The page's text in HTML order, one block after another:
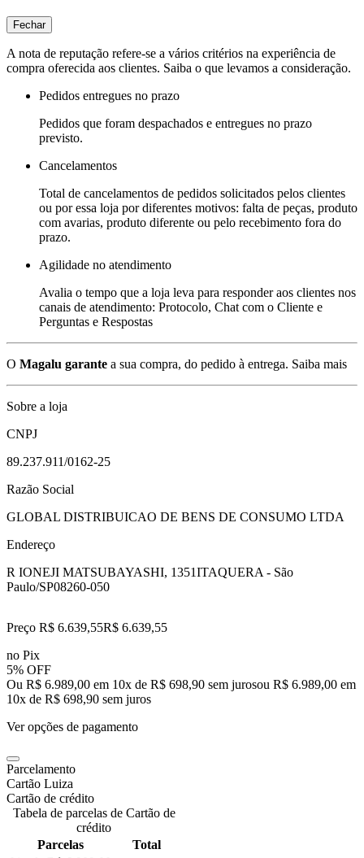
Fechar
A nota de reputação refere-se a vários critérios na experiência de
compra oferecida aos clientes. Saiba o que levamos a consideração.
Pedidos entregues no prazo
Pedidos que foram despachados e entregues no prazo
previsto.
Cancelamentos
Total de cancelamentos de pedidos solicitados pelos clientes
ou por essa loja por diferentes motivos: falta de peças, produto
com avarias, produto diferente ou pelo recebimento fora do
prazo.
Agilidade no atendimento
Avalia o tempo que a loja leva para responder aos clientes nos
canais de atendimento: Protocolo, Chat com o Cliente e
Perguntas e Respostas
O Magalu garante a sua compra, do pedido à entrega. Saiba mais
Sobre a loja
CNPJ
89.237.911/0162-25
Razão Social
GLOBAL DISTRIBUICAO DE BENS DE CONSUMO LTDA
Endereço
R IONEJI MATSUBAYASHI, 1351ITAQUERA - São
Paulo/SP08260-050
Preço R$ 6.639,55R$ 6.639,55
no Pix
5% OFF
Ou R$ 6.989,00 em 10x de R$ 698,90 sem jurosou R$ 6.989,00 em
10x de R$ 698,90 sem juros
Ver opções de pagamento
Parcelamento
Cartão Luiza
Cartão de crédito
Tabela de parcelas de Cartão de
crédito
Parcelas
Total